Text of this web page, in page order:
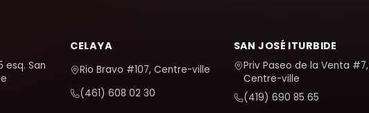
esq. San
CELAYA
Rio Bravo #107, Centre-ville
(461) 608 02 30
SAN JOSÉ ITURBIDE
Priv Paseo de la Venta #7,
Centre-ville
(419) 690 85 65